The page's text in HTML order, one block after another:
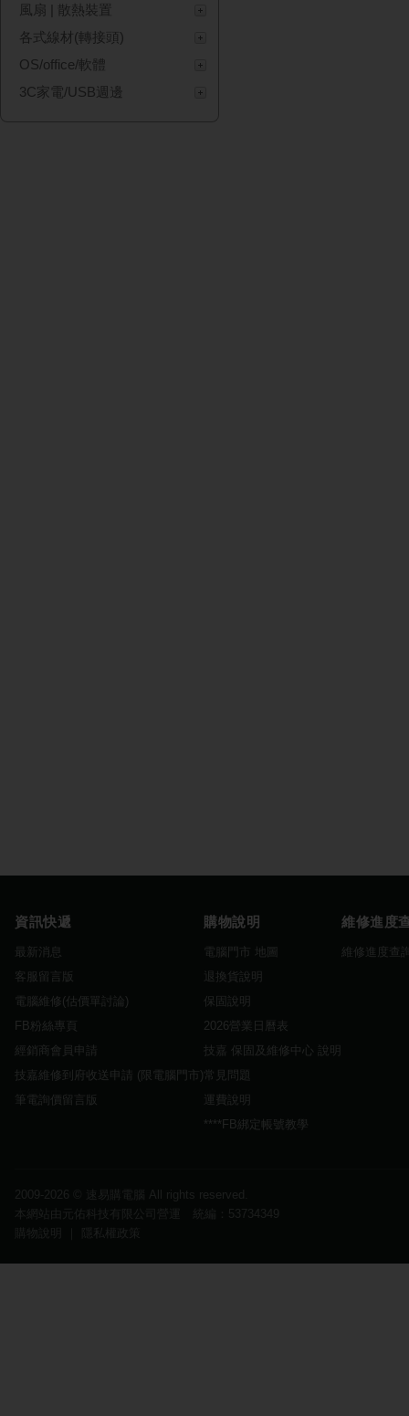
風扇 | 散熱裝置
各式線材(轉接頭)
OS/office/軟體
3C家電/USB週邊
資訊快遞
最新消息
客服留言版
電腦維修(估價單討論)
FB粉絲專頁
經銷商會員申請
技嘉維修到府收送申請 (限電腦門市)
筆電詢價留言版
購物說明
電腦門市 地圖
退換貨說明
保固說明
2026營業日曆表
技嘉 保固及維修中心 說明
常見問題
運費說明
****FB綁定帳號教學
維修進度
維修進度查